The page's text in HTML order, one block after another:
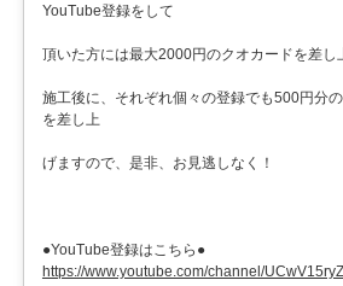
YouTube登録をして
頂いた方には最大2000円のクオカードを差し
施工後に、それぞれ個々の登録でも500円分
を差し上
げますので、是非、お見逃しなく！
●YouTube登録はこちら●
https://www.youtube.com/channel/